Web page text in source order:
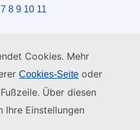
Cookies. Mehr
Cookies-Seite oder
Über diesen
Ihre Einstellungen
8 9 10 11
Kontaktformular
Zentren vorbei